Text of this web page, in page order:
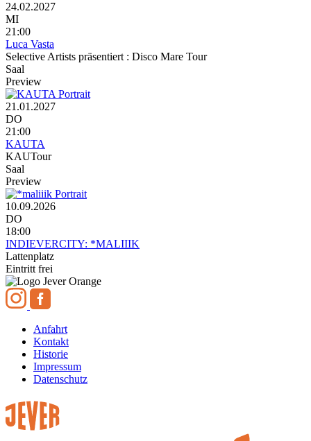
24.02.2027
MI
21:00
Luca Vasta
Selective Artists präsentiert : Disco Mare Tour
Saal
Preview
21.01.2027
DO
21:00
KAUTA
KAUTour
Saal
Preview
10.09.2026
DO
18:00
INDIEVERCITY: *MALIIIK
Lattenplatz
Eintritt frei
Anfahrt
Kontakt
Historie
Impressum
Datenschutz